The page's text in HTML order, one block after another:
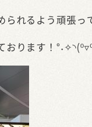
られるよう頑張
ります！